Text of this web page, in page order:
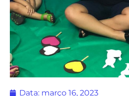
Data: março 16, 2023